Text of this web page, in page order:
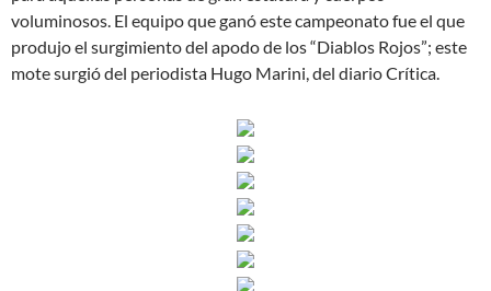
voluminosos. El equipo que ganó este campeonato fue el que
produjo el surgimiento del apodo de los “Diablos Rojos”; este
mote surgió del periodista Hugo Marini, del diario Crítica.